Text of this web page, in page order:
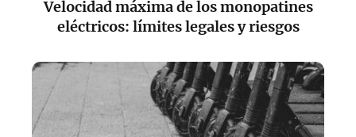
Velocidad máxima de los monopatines
eléctricos: límites legales y riesgos